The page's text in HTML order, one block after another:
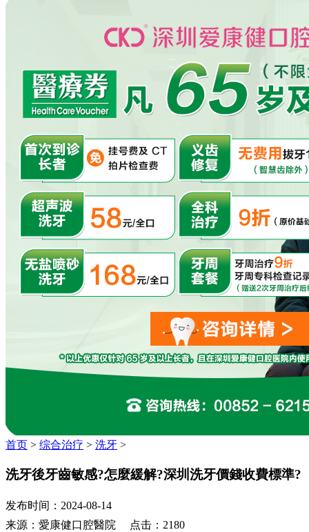
首页 > 综合治疗 > 洗牙 >
洗牙後牙齒敏感?怎麼緩解?深圳洗牙價錢收費標準?
发布时间：2024-08-14
来源：愛康健口腔醫院 点击：2180